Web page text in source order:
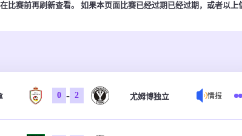
比赛前再刷新查看。 如果本页面比赛已经过期已经过期，或者以上
0 - 2 尤姆博独立 情报